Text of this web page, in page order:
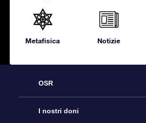
Metafisica Notizie
OSR
Assistenza
I nostri doni